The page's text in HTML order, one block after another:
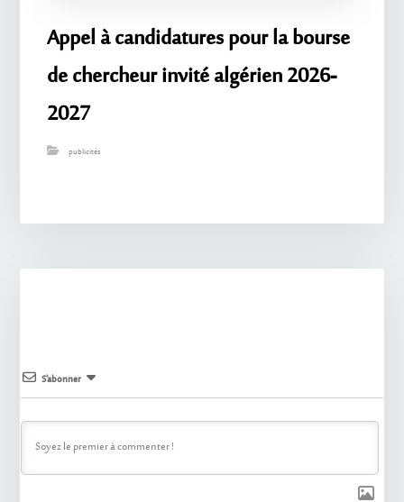
Appel à candidatures pour la bourse
de chercheur invité algérien 2026-
2027
publicités
S’abonner